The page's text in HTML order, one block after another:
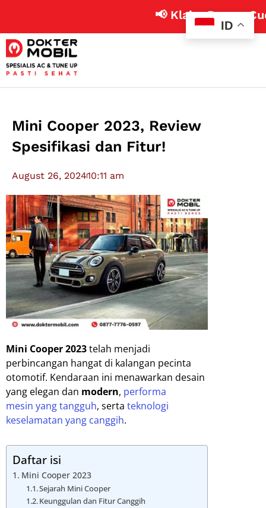
📢 Klaim Promo Cuci AC
Mini Cooper 2023, Review
Spesifikasi dan Fitur!
August 26, 202410:11 am
Mini Cooper 2023telah menjadi
perbincangan hangat di kalangan pecinta
otomotif. Kendaraan ini menawarkan desain
yang elegan dan modern, performa
mesin yang tangguh, serta teknologi
keselamatan yang canggih.
Daftar isi
Mini Cooper 2023
Sejarah Mini Cooper
Keunggulan dan Fitur Canggih
ID